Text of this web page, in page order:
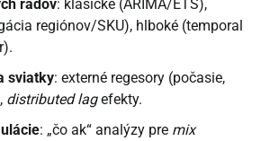
radov: klasické (ARIMA/ETS),
regiónov/SKU), hlboké (temporal
sviatky: externé regesory (počasie,
distributed lagefekty.
: „čo ak“ analýzy pre mix